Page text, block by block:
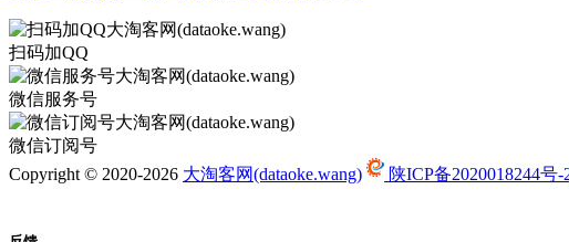
扫码加QQ
微信服务号
微信订阅号
Copyright © 2020-2026 大淘客网(dataoke.wang) 陕ICP备2020018244号-